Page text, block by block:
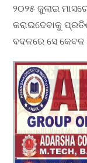
୨୦୨୫ ଜୁଲାଇ
କରାଇଦେବାକୁ
ବଦଳରେ ସେ କେବଳ